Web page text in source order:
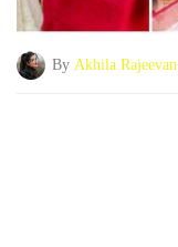
By Akhila Rajeevan